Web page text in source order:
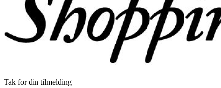
Tak for din tilmelding